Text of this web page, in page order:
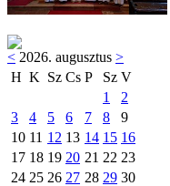
< 2026. augusztus >
H K Sz Cs P Sz V
1
2
3
4 5 6 7 8
9
10 11 12 13 14 15 16
17 18 19 20 21 22 23
24 25 26 27 28 29 30